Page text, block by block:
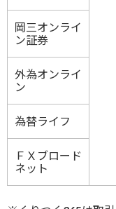
岡三オンライ
ン証券
外為オンライ
ン
為替ライフ
ＦＸブロード
ネット